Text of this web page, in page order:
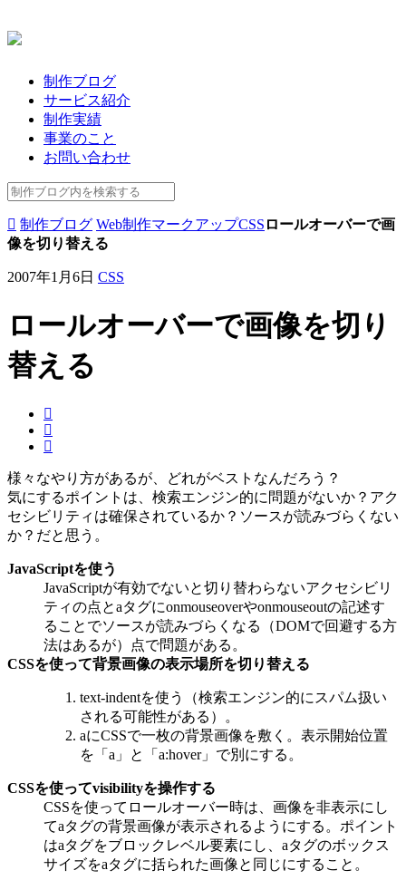
制作ブログ
サービス紹介
制作実績
事業のこと
お問い合わせ
制作ブログ Web制作マークアップCSS ロールオーバーで画
像を切り替える
2007年1月6日 CSS
ロールオーバーで画像を切り
替える
様々なやり方があるが、どれがベストなんだろう？
気にするポイントは、検索エンジン的に問題がないか？アク
セシビリティは確保されているか？ソースが読みづらくない
か？だと思う。
JavaScriptを使う
JavaScriptが有効でないと切り替わらないアクセシビリ
ティの点とaタグにonmouseoverやonmouseoutの記述す
ることでソースが読みづらくなる（DOMで回避する方
法はあるが）点で問題がある。
CSSを使って背景画像の表示場所を切り替える
text-indentを使う（検索エンジン的にスパム扱い
される可能性がある）。
aにCSSで一枚の背景画像を敷く。表示開始位置
を「a」と「a:hover」で別にする。
CSSを使ってvisibilityを操作する
CSSを使ってロールオーバー時は、画像を非表示にし
てaタグの背景画像が表示されるようにする。ポイント
はaタグをブロックレベル要素にし、aタグのボックス
サイズをaタグに括られた画像と同じにすること。